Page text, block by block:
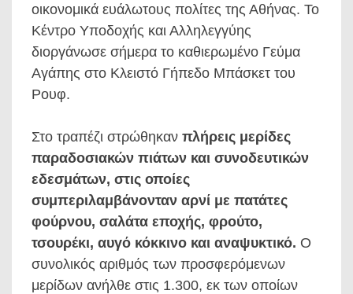
οικονομικά ευάλωτους πολίτες της Αθήνας. Το
Κέντρο Υποδοχής και Αλληλεγγύης
διοργάνωσε σήμερα το καθιερωμένο Γεύμα
Αγάπης στο Κλειστό Γήπεδο Μπάσκετ του
Ρουφ.
Στο τραπέζι στρώθηκαν πλήρεις μερίδες
παραδοσιακών πιάτων και συνοδευτικών
εδεσμάτων, στις οποίες
συμπεριλαμβάνονταν αρνί με πατάτες
φούρνου, σαλάτα εποχής, φρούτο,
τσουρέκι, αυγό κόκκινο και αναψυκτικό. Ο
συνολικός αριθμός των προσφερόμενων
μερίδων ανήλθε στις 1.300, εκ των οποίων